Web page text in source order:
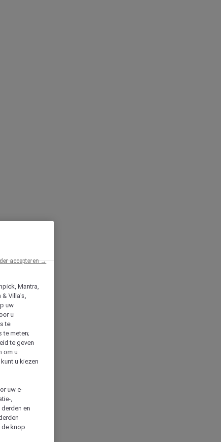
Mantra,
& Villa's,
uw
u
te
te meten;
te geven
om u
u kiezen
uw e-
,
en
de knop
accepteren →